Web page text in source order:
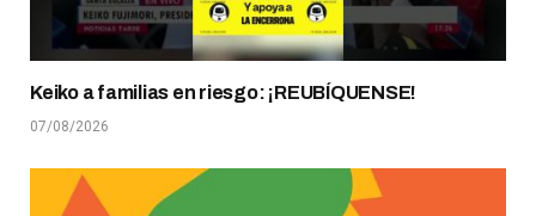
Keiko a familias en riesgo: ¡REUBÍQUENSE!
07/08/2026